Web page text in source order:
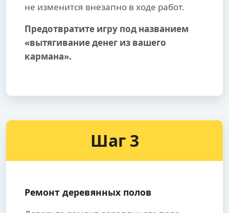
не изменится внезапно в ходе работ.
Предотвратите игру под названием
«вытягивание денег из вашего
кармана».
Шаг 3
Ремонт деревянных полов